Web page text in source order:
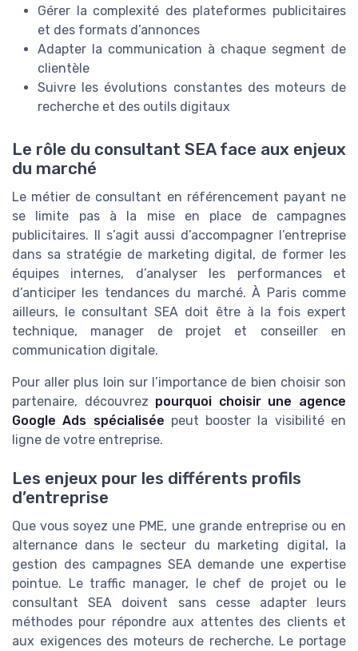
Gérer la complexité des plateformes publicitaires
et des formats d’annonces
Adapter la communication à chaque segment de
clientèle
Suivre les évolutions constantes des moteurs de
recherche et des outils digitaux
Le rôle du consultant SEA face aux enjeux
du marché
Le métier de consultant en référencement payant ne
se limite pas à la mise en place de campagnes
publicitaires. Il s’agit aussi d’accompagner l’entreprise
dans sa stratégie de marketing digital, de former les
équipes internes, d’analyser les performances et
d’anticiper les tendances du marché. À Paris comme
ailleurs, le consultant SEA doit être à la fois expert
technique, manager de projet et conseiller en
communication digitale.
Pour aller plus loin sur l’importance de bien choisir son
partenaire, découvrez pourquoi choisir une agence
Google Ads spécialisée peut booster la visibilité en
ligne de votre entreprise.
Les enjeux pour les différents profils
d’entreprise
Que vous soyez une PME, une grande entreprise ou en
alternance dans le secteur du marketing digital, la
gestion des campagnes SEA demande une expertise
pointue. Le traffic manager, le chef de projet ou le
consultant SEA doivent sans cesse adapter leurs
méthodes pour répondre aux attentes des clients et
aux exigences des moteurs de recherche. Le portage